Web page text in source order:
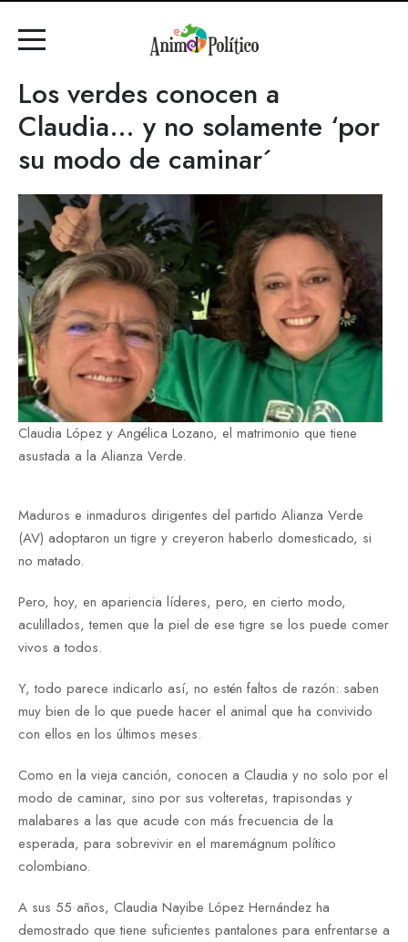
Los verdes conocen a
Claudia… y no solamente ‘por
su modo de caminar´
Claudia López y Angélica Lozano, el matrimonio que tiene
asustada a la Alianza Verde.
Maduros e inmaduros dirigentes del partido Alianza Verde
(AV) adoptaron un tigre y creyeron haberlo domesticado, si
no matado.
Pero, hoy, en apariencia líderes, pero, en cierto modo,
aculillados, temen que la piel de ese tigre se los puede comer
vivos a todos.
Y, todo parece indicarlo así, no estén faltos de razón: saben
muy bien de lo que puede hacer el animal que ha convivido
con ellos en los últimos meses.
Como en la vieja canción, conocen a Claudia y no solo por el
modo de caminar, sino por sus volteretas, trapisondas y
malabares a las que acude con más frecuencia de la
esperada, para sobrevivir en el maremágnum político
colombiano.
A sus 55 años, Claudia Nayibe López Hernández ha
demostrado que tiene suficientes pantalones para enfrentarse a